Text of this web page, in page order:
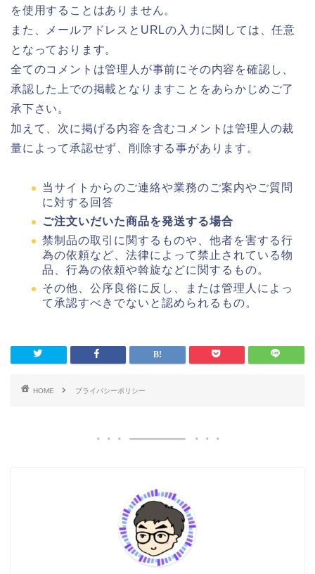
を使用することはありません。
また、メールアドレスとURLの入力に関しては、任意
となっております。
全てのコメントは管理人が事前にその内容を確認し、
承認した上での掲載となりますことをあらかじめご了
承下さい。
加えて、次に掲げる内容を含むコメントは管理人の裁
量によって承認せず、削除する事があります。
当サイトからのご連絡や業務のご案内やご質問
に対する回答
ご注文いだいた商品を発送する場合
禁制品の取引に関するものや、他者を害する行
為の依頼など、法律によって禁止されている物
品、行為の依頼や斡旋などに関するもの。
その他、公序良俗に反し、または管理人によっ
て承認すべきでないと認められるもの。
HOME プライバシーポリシー